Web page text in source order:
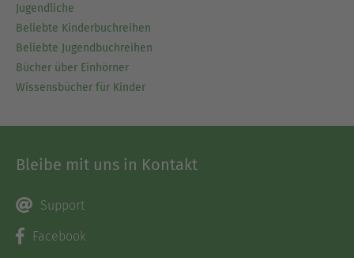
Jugendliche
Beliebte Kinderbuchreihen
Beliebte Jugendbuchreihen
Bücher über Einhörner
Wissensbücher für Kinder
Bleibe mit uns in Kontakt
Support
Facebook